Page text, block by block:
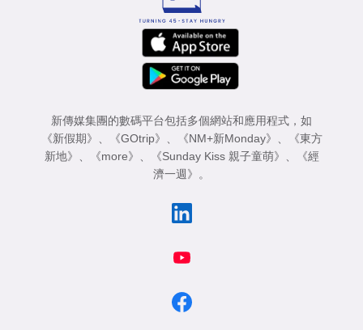
新傳媒集團的數碼平台包括多個網站和應用程式，如
《新假期》 、 《GOtrip》 、 《NM+新Monday》 、
《東方
新地》 、 《more》 、 《Sunday Kiss 親子童萌》 、
《經
濟一週》 。